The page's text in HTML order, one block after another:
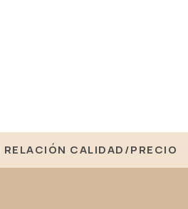
RELACIÓN CALIDAD/PRECIO